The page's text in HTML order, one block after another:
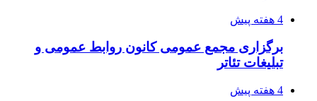
4 هفته پیش
برگزاری مجمع عمومی کانون روابط عمومی و
تبلیغات تئاتر
4 هفته پیش